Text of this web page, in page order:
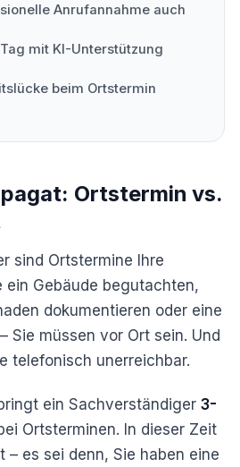
Anrufannahme auch
mit KI-Unterstützung
beim Ortstermin
Ortstermin vs.
sind Ortstermine Ihre
ein Gebäude begutachten,
dokumentieren oder eine
Sie müssen vor Ort sein. Und
telefonisch unerreichbar.
ein Sachverständiger 3-
Ortsterminen. In dieser Zeit
– es sei denn, Sie haben eine